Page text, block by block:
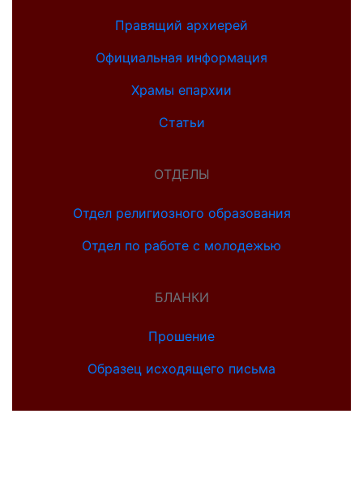
Правящий архиерей
Официальная информация
Храмы епархии
Статьи
ОТДЕЛЫ
Отдел религиозного образования
Отдел по работе с молодежью
БЛАНКИ
Прошение
Образец исходящего письма